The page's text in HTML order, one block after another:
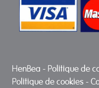
HenBea - Politique de
Politique de cookies -